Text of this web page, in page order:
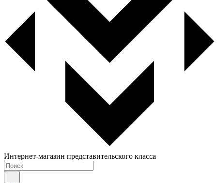
Интернет-магазин представительского класса